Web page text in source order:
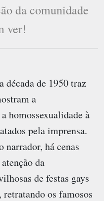
da comunidade
ver!
década de 1950 traz
a
homossexualidade à
pela imprensa.
narrador, há cenas
da
de festas gays
retratando os famosos